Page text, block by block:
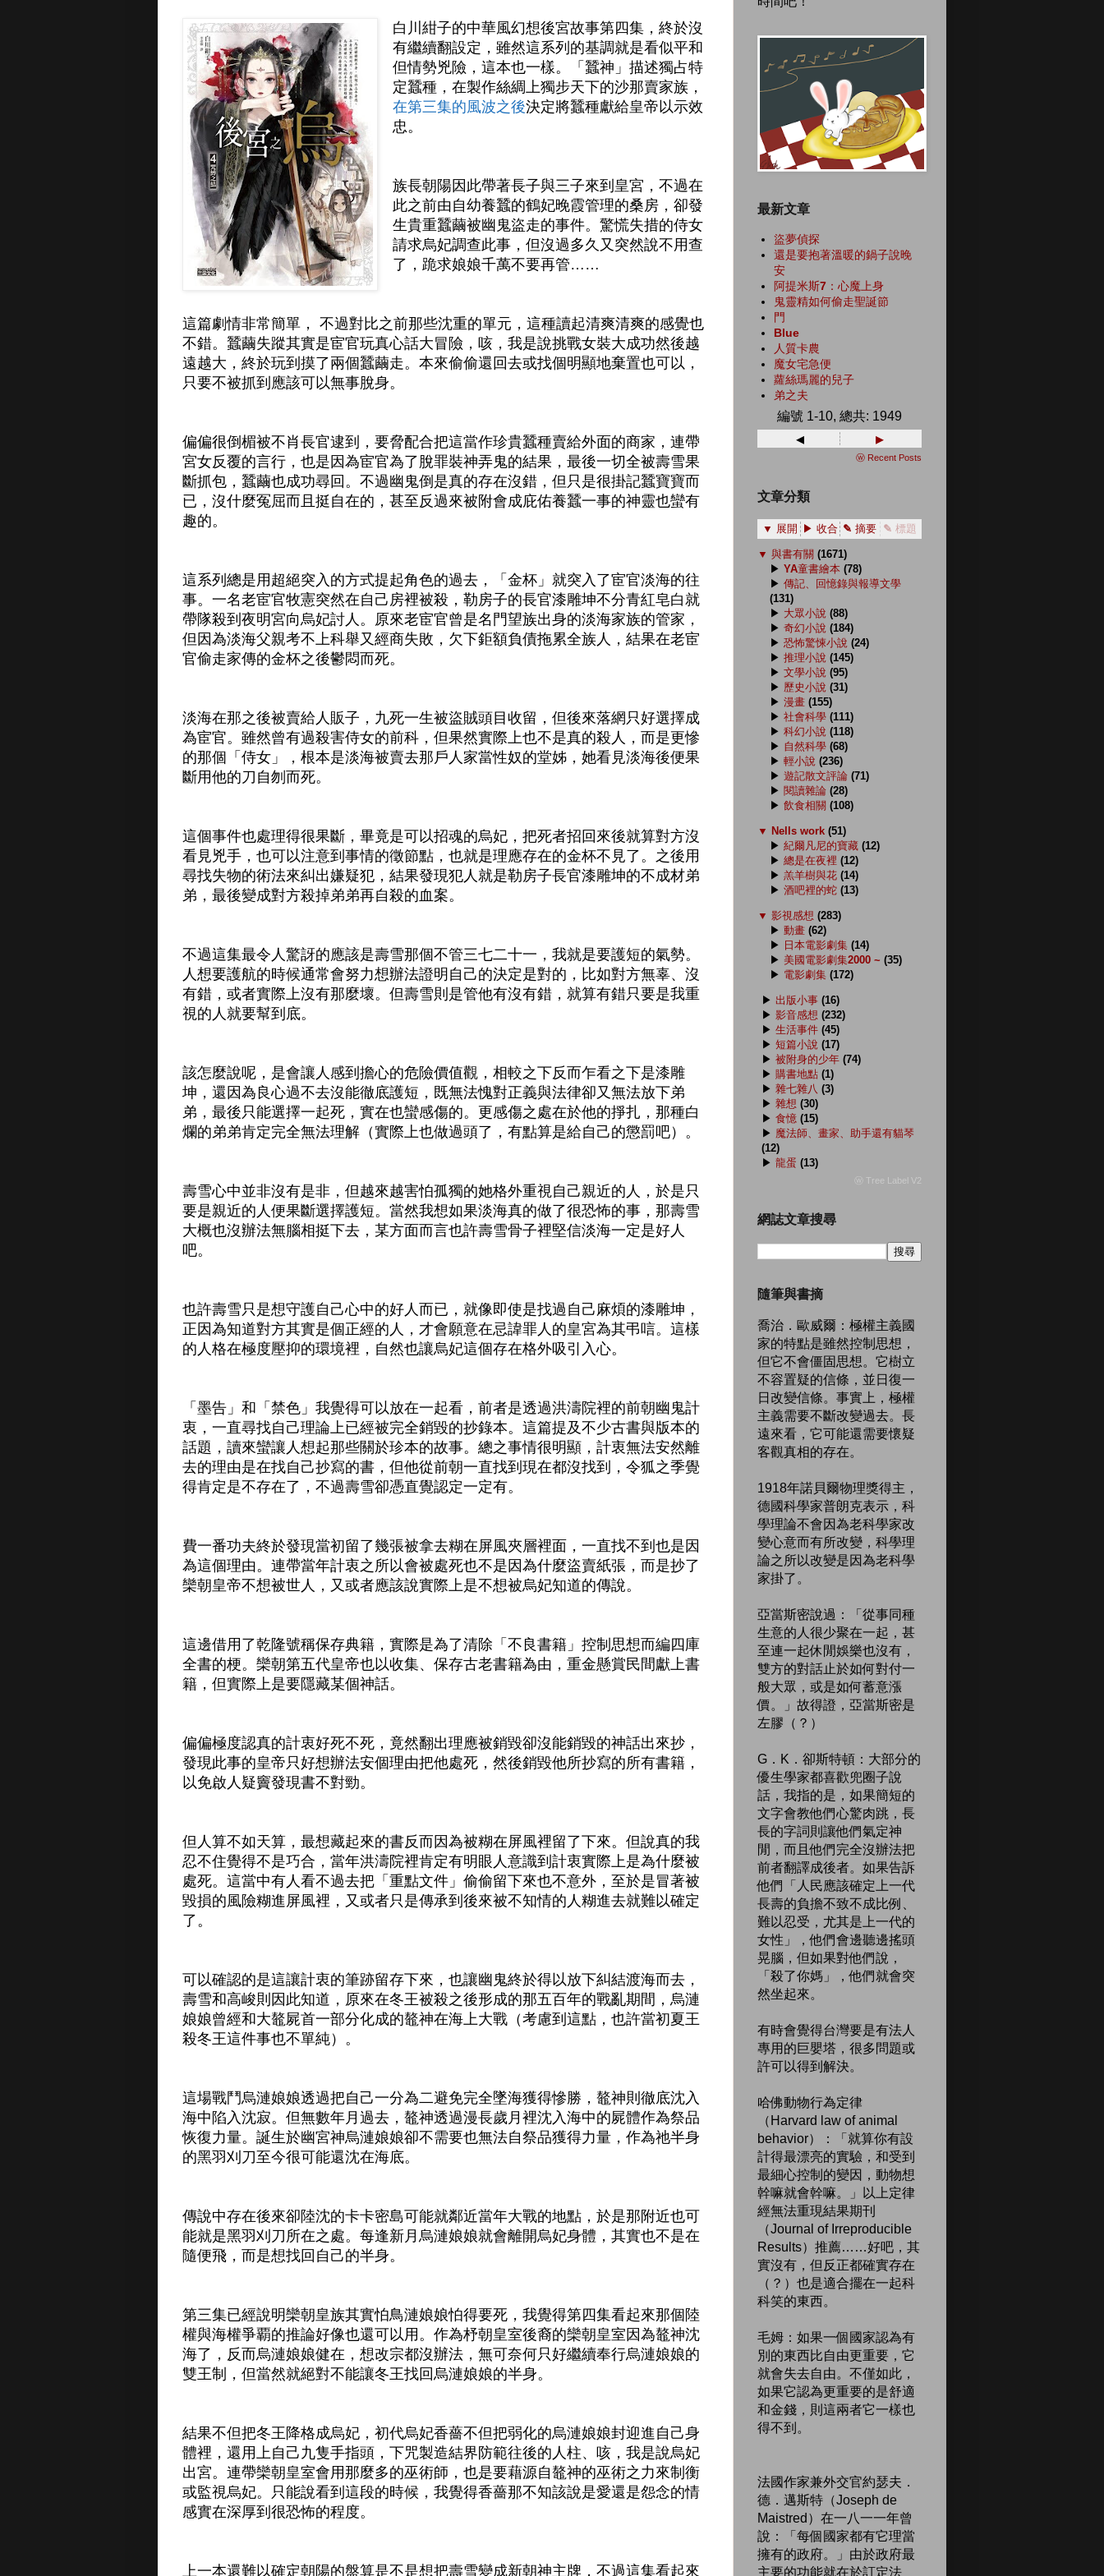
白川紺子的中華風幻想後宮故事第四集，終於沒
有繼續翻設定，雖然這系列的基調就是看似平和
但情勢兇險，這本也一樣。「蠶神」描述獨占特
定蠶種，在製作絲綢上獨步天下的沙那賣家族，
在第三集的風波之後決定將蠶種獻給皇帝以示效
忠。
族長朝陽因此帶著長子與三子來到皇宮，不過在
此之前由自幼養蠶的鶴妃晚霞管理的桑房，卻發
生貴重蠶繭被幽鬼盜走的事件。驚慌失措的侍女
請求烏妃調查此事，但沒過多久又突然說不用查
了，跪求娘娘千萬不要再管……
這篇劇情非常簡單， 不過對比之前那些沈重的單元，這種讀起清爽清爽的感覺也
不錯。蠶繭失蹤其實是宦官玩真心話大冒險，咳，我是說挑戰女裝大成功然後越
遠越大，終於玩到摸了兩個蠶繭走。本來偷偷還回去或找個明顯地棄置也可以，
只要不被抓到應該可以無事脫身。
偏偏很倒楣被不肖長官逮到，要脅配合把這當作珍貴蠶種賣給外面的商家，連帶
宮女反覆的言行，也是因為宦官為了脫罪裝神弄鬼的結果，最後一切全被壽雪果
斷抓包，蠶繭也成功尋回。不過幽鬼倒是真的存在沒錯，但只是很掛記蠶寶寶而
已，沒什麼冤屈而且挺自在的，甚至反過來被附會成庇佑養蠶一事的神靈也蠻有
趣的。
這系列總是用超絕突入的方式提起角色的過去，「金杯」就突入了宦官淡海的往
事。一名老宦官牧憲突然在自己房裡被殺，勒房子的長官漆雕坤不分青紅皂白就
帶隊殺到夜明宮向烏妃討人。原來老宦官曾是名門望族出身的淡海家族的管家，
但因為淡海父親考不上科舉又經商失敗，欠下鉅額負債拖累全族人，結果在老宦
官偷走家傳的金杯之後鬱悶而死。
淡海在那之後被賣給人販子，九死一生被盜賊頭目收留，但後來落網只好選擇成
為宦官。雖然曾有過殺害侍女的前科，但果然實際上也不是真的殺人，而是更慘
的那個「侍女」，根本是淡海被賣去那戶人家當性奴的堂姊，她看見淡海後便果
斷用他的刀自刎而死。
這個事件也處理得很果斷，畢竟是可以招魂的烏妃，把死者招回來後就算對方沒
看見兇手，也可以注意到事情的徵節點，也就是理應存在的金杯不見了。之後用
尋找失物的術法來糾出嫌疑犯，結果發現犯人就是勒房子長官漆雕坤的不成材弟
弟，最後變成對方殺掉弟弟再自殺的血案。
不過這集最令人驚訝的應該是壽雪那個不管三七二十一，我就是要護短的氣勢。
人想要護航的時候通常會努力想辦法證明自己的決定是對的，比如對方無辜、沒
有錯，或者實際上沒有那麼壞。但壽雪則是管他有沒有錯，就算有錯只要是我重
視的人就要幫到底。
該怎麼說呢，是會讓人感到擔心的危險價值觀，相較之下反而乍看之下是漆雕
坤，還因為良心過不去沒能徹底護短，既無法愧對正義與法律卻又無法放下弟
弟，最後只能選擇一起死，實在也蠻感傷的。更感傷之處在於他的掙扎，那種白
爛的弟弟肯定完全無法理解（實際上也做過頭了，有點算是給自己的懲罰吧）。
壽雪心中並非沒有是非，但越來越害怕孤獨的她格外重視自己親近的人，於是只
要是親近的人便果斷選擇護短。當然我想如果淡海真的做了很恐怖的事，那壽雪
大概也沒辦法無腦相挺下去，某方面而言也許壽雪骨子裡堅信淡海一定是好人
吧。
也許壽雪只是想守護自己心中的好人而已，就像即使是找過自己麻煩的漆雕坤，
正因為知道對方其實是個正經的人，才會願意在忌諱罪人的皇宮為其弔唁。這樣
的人格在極度壓抑的環境裡，自然也讓烏妃這個存在格外吸引入心。
「墨告」和「禁色」我覺得可以放在一起看，前者是透過洪濤院裡的前朝幽鬼計
衷，一直尋找自己理論上已經被完全銷毀的抄錄本。這篇提及不少古書與版本的
話題，讀來蠻讓人想起那些關於珍本的故事。總之事情很明顯，計衷無法安然離
去的理由是在找自己抄寫的書，但他從前朝一直找到現在都沒找到，令狐之季覺
得肯定是不存在了，不過壽雪卻憑直覺認定一定有。
費一番功夫終於發現當初留了幾張被拿去糊在屏風夾層裡面，一直找不到也是因
為這個理由。連帶當年計衷之所以會被處死也不是因為什麼盜賣紙張，而是抄了
欒朝皇帝不想被世人，又或者應該說實際上是不想被烏妃知道的傳說。
這邊借用了乾隆號稱保存典籍，實際是為了清除「不良書籍」控制思想而編四庫
全書的梗。欒朝第五代皇帝也以收集、保存古老書籍為由，重金懸賞民間獻上書
籍，但實際上是要隱藏某個神話。
偏偏極度認真的計衷好死不死，竟然翻出理應被銷毀卻沒能銷毀的神話出來抄，
發現此事的皇帝只好想辦法安個理由把他處死，然後銷毀他所抄寫的所有書籍，
以免啟人疑竇發現書不對勁。
但人算不如天算，最想藏起來的書反而因為被糊在屏風裡留了下來。但說真的我
忍不住覺得不是巧合，當年洪濤院裡肯定有明眼人意識到計衷實際上是為什麼被
處死。這當中有人看不過去把「重點文件」偷偷留下來也不意外，至於是冒著被
毀損的風險糊進屏風裡，又或者只是傳承到後來被不知情的人糊進去就難以確定
了。
可以確認的是這讓計衷的筆跡留存下來，也讓幽鬼終於得以放下糾結渡海而去，
壽雪和高峻則因此知道，原來在冬王被殺之後形成的那五百年的戰亂期間，烏漣
娘娘曾經和大鼇屍首一部分化成的鼇神在海上大戰（考慮到這點，也許當初夏王
殺冬王這件事也不單純）。
這場戰鬥烏漣娘娘透過把自己一分為二避免完全墜海獲得慘勝，鼇神則徹底沈入
海中陷入沈寂。但無數年月過去，鼇神透過漫長歲月裡沈入海中的屍體作為祭品
恢復力量。誕生於幽宮神烏漣娘娘卻不需要也無法自祭品獲得力量，作為祂半身
的黑羽刈刀至今很可能還沈在海底。
傳說中存在後來卻陸沈的卡卡密島可能就鄰近當年大戰的地點，於是那附近也可
能就是黑羽刈刀所在之處。每逢新月烏漣娘娘就會離開烏妃身體，其實也不是在
隨便飛，而是想找回自己的半身。
第三集已經說明欒朝皇族其實怕鳥漣娘娘怕得要死，我覺得第四集看起來那個陸
權與海權爭覇的推論好像也還可以用。作為杼朝皇室後裔的欒朝皇室因為鼇神沈
海了，反而烏漣娘娘健在，想改宗都沒辦法，無可奈何只好繼續奉行烏漣娘娘的
雙王制，但當然就絕對不能讓冬王找回烏漣娘娘的半身。
結果不但把冬王降格成烏妃，初代烏妃香薔不但把弱化的烏漣娘娘封迎進自己身
體裡，還用上自己九隻手指頭，下咒製造結界防範往後的人柱、咳，我是說烏妃
出宮。連帶欒朝皇室會用那麼多的巫術師，也是要藉源自鼇神的巫術之力來制衡
或監視烏妃。只能說看到這段的時候，我覺得香薔那不知該說是愛還是怨念的情
感實在深厚到很恐怖的程度。
上一本還難以確定朝陽的盤算是不是想把壽雪變成新朝神主牌，不過這集看起來
最新文章
盜夢偵探
還是要抱著溫暖的鍋子說晚
安
阿提米斯7：心魔上身
鬼靈精如何偷走聖誕節
門
Blue
人質卡農
魔女宅急便
蘿絲瑪麗的兒子
弟之夫
編號 1-10, 總共: 1949
◂ ▸
ⓦ Recent Posts
文章分類
▼ 展開 ▶ 收合 ✎ 摘要 ✎ 標題
▼ 與書有關 (1671)
▶ YA童書繪本 (78)
▶ 傳記、回憶錄與報導文學
(131)
▶ 大眾小說 (88)
▶ 奇幻小說 (184)
▶ 恐怖驚悚小說 (24)
▶ 推理小說 (145)
▶ 文學小說 (95)
▶ 歷史小說 (31)
▶ 漫畫 (155)
▶ 社會科學 (111)
▶ 科幻小說 (118)
▶ 自然科學 (68)
▶ 輕小說 (236)
▶ 遊記散文評論 (71)
▶ 閱讀雜論 (28)
▶ 飲食相關 (108)
▼ Nells work (51)
▶ 紀爾凡尼的寶藏 (12)
▶ 總是在夜裡 (12)
▶ 羔羊樹與花 (14)
▶ 酒吧裡的蛇 (13)
▼ 影視感想 (283)
▶ 動畫 (62)
▶ 日本電影劇集 (14)
▶ 美國電影劇集2000 ~ (35)
▶ 電影劇集 (172)
▶ 出版小事 (16)
▶ 影音感想 (232)
▶ 生活事件 (45)
▶ 短篇小說 (17)
▶ 被附身的少年 (74)
▶ 購書地點 (1)
▶ 雜七雜八 (3)
▶ 雜想 (30)
▶ 食憶 (15)
▶ 魔法師、畫家、助手還有貓琴
(12)
▶ 龍蛋 (13)
ⓦ Tree Label V2
網誌文章搜尋
隨筆與書摘
喬治．歐威爾：極權主義國
家的特點是雖然控制思想，
但它不會僵固思想。它樹立
不容置疑的信條，並日復一
日改變信條。事實上，極權
主義需要不斷改變過去。長
遠來看，它可能還需要懷疑
客觀真相的存在。
1918年諾貝爾物理獎得主，
德國科學家普朗克表示，科
學理論不會因為老科學家改
變心意而有所改變，科學理
論之所以改變是因為老科學
家掛了。
亞當斯密說過：「從事同種
生意的人很少聚在一起，甚
至連一起休閒娛樂也沒有，
雙方的對話止於如何對付一
般大眾，或是如何蓄意漲
價。」故得證，亞當斯密是
左膠（？）
G．K．卻斯特頓：大部分的
優生學家都喜歡兜圈子說
話，我指的是，如果簡短的
文字會教他們心驚肉跳，長
長的字詞則讓他們氣定神
閒，而且他們完全沒辦法把
前者翻譯成後者。如果告訴
他們「人民應該確定上一代
長壽的負擔不致不成比例、
難以忍受，尤其是上一代的
女性」，他們會邊聽邊搖頭
晃腦，但如果對他們說，
「殺了你媽」，他們就會突
然坐起來。
有時會覺得台灣要是有法人
專用的巨嬰塔，很多問題或
許可以得到解決。
哈佛動物行為定律
（Harvard law of animal
behavior）：「就算你有設
計得最漂亮的實驗，和受到
最細心控制的變因，動物想
幹嘛就會幹嘛。」以上定律
經無法重現結果期刊
（Journal of Irreproducible
Results）推薦……好吧，其
實沒有，但反正都確實存在
（？）也是適合擺在一起科
科笑的東西。
毛姆：如果一個國家認為有
別的東西比自由更重要，它
就會失去自由。不僅如此，
如果它認為更重要的是舒適
和金錢，則這兩者它一樣也
得不到。
法國作家兼外交官約瑟夫．
德．邁斯特（Joseph de
Maistred）在一八一一年曾
說：「每個國家都有它理當
擁有的政府。」由於政府最
主要的功能就在於訂定法